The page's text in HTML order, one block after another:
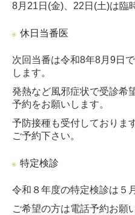
8月21日(金)、22日(土)は臨
休日当番医
次回当番は令和8年8月9日
します。
発熱など風邪症状で受診希
予約をお願いします。
予防接種も受付しておりま
ご予約下さい。
特定検診
令和８年度の特定検診は５
ご希望の方は電話予約お願